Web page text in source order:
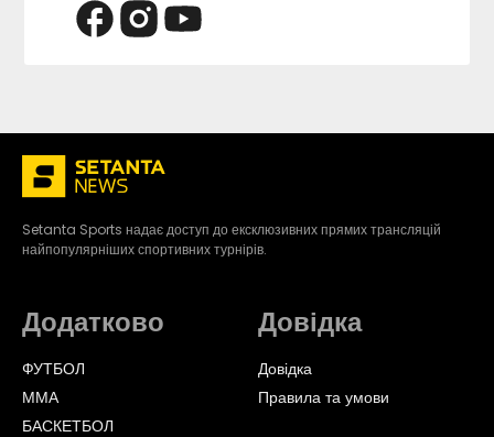
Setanta Sports надає доступ до ексклюзивних прямих трансляцій
найпопулярніших спортивних турнірів.
Додатково
ФУТБОЛ
ММА
БАСКЕТБОЛ
Довідка
Довідка
Правила та умови